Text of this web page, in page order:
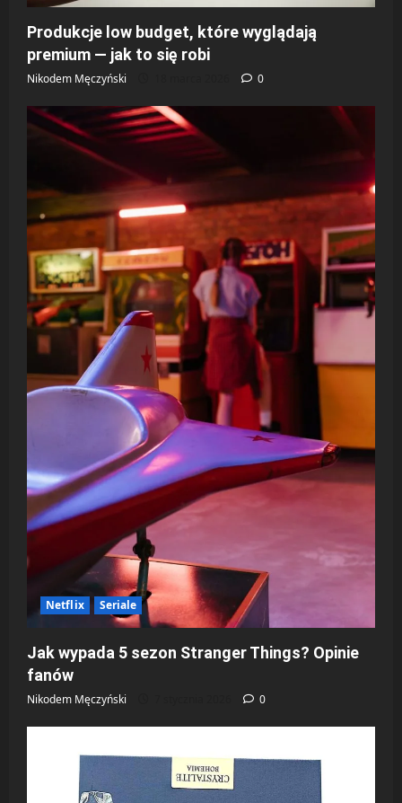
Produkcje low budget, które wyglądają
premium — jak to się robi
Nikodem Męczyński 0
Netflix Seriale
Jak wypada 5 sezon Stranger Things? Opinie
fanów
Nikodem Męczyński 0